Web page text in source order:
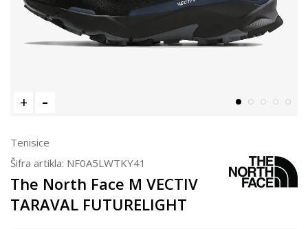
Tenisice
Šifra artikla: NF0A5LWTKY41
The North Face M VECTIV
TARAVAL FUTURELIGHT